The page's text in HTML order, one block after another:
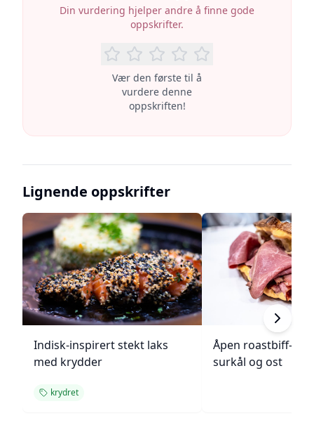
Din vurdering hjelper andre å finne gode
oppskrifter.
Vær den første til å
vurdere denne
oppskriften!
Lignende oppskrifter
Indisk-inspirert stekt laks
med krydder
krydret
Åpen roastbiff-
surkål og ost